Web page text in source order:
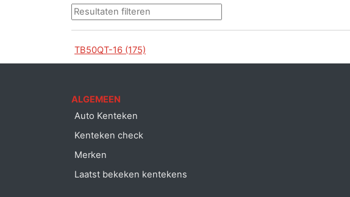
TB50QT-16 (175)
ALGEMEEN
Auto Kenteken
Kenteken check
Merken
Laatst bekeken kentekens